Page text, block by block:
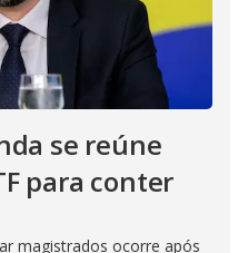
se reúne
para conter
magistrados ocorre após